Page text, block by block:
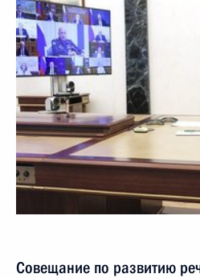
Совещание по развитию